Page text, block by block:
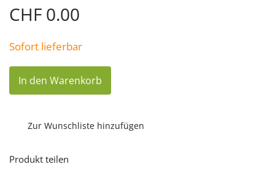
CHF 0.00
Sofort lieferbar
Warum?
Gibt
Gott
Antwort?
In den Warenkorb
Zur Wunschliste hinzufügen
Produkt teilen